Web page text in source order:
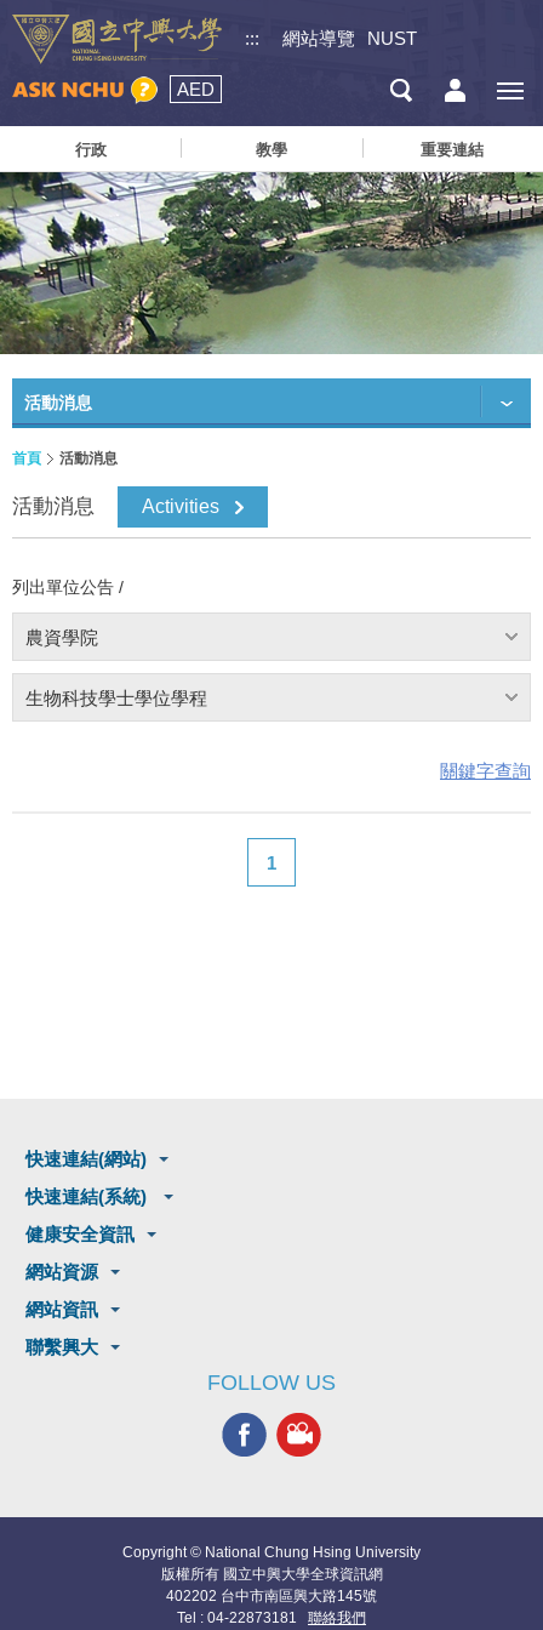
::: 網站導覽 NUST
AED
行政 教學 重要連結
活動消息
首頁 活動消息
活動消息 Activities
列出單位公告 /
農資學院
生物科技學士學位學程
關鍵字查詢
1
快速連結(網站)
快速連結(系統)
健康安全資訊
網站資源
網站資訊
聯繫興大
FOLLOW US
Copyright © National Chung Hsing University
版權所有 國立中興大學全球資訊網
402202 台中市南區興大路145號
Tel : 04-22873181 聯絡我們